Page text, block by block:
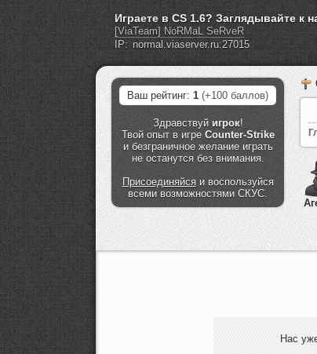
Играете в CS 1.6? Заглядывайте к
[ViaTeam] NoRMaL SeRveR
IP:
Ваш рейтинг: 1 (+100 баллов)
Здравствуй игрок!
Твой опыт в игре Counter-Strike
и безграничное желание играть
не останутся без внимания.
Присоединяйсяи воспользуйся
всеми возможностями СКУС.
Нас